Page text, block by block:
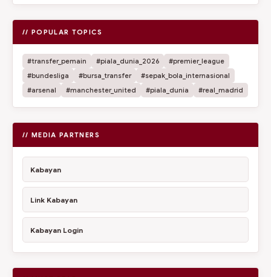
// POPULAR TOPICS
#transfer_pemain #piala_dunia_2026
#premier_league
#bundesliga
#bursa_transfer
#sepak_bola_internasional
#arsenal
#manchester_united #piala_dunia #real_madrid
// MEDIA PARTNERS
Kabayan
Link Kabayan
Kabayan Login